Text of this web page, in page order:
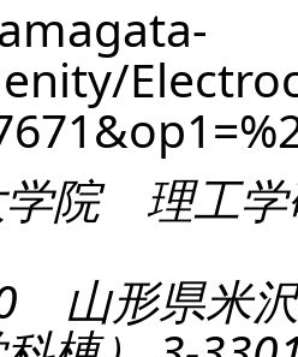
学院 理工学
山形県米